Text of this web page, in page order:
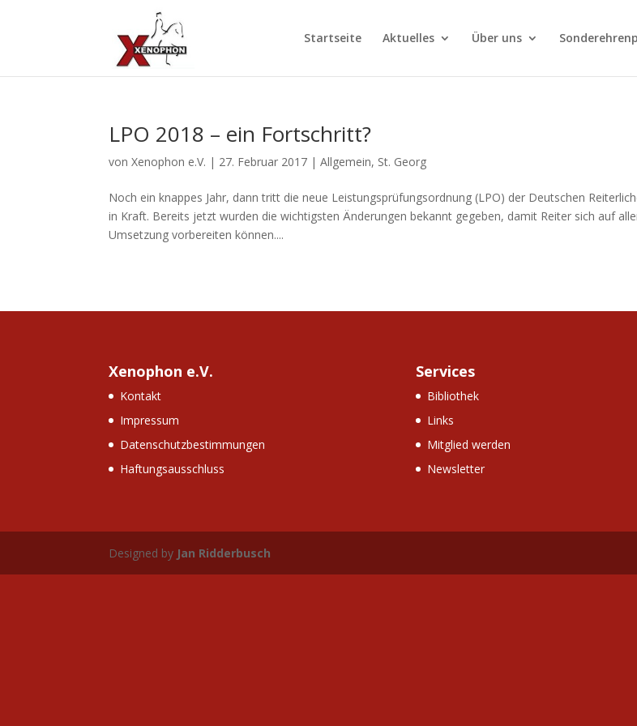
Startseite Aktuelles Über uns
LPO 2018 – ein Fortschritt?
vonXenophon e.V. | 27. Februar 2017 |Allgemein, St. Georg
Noch ein knappes Jahr, dann tritt die neue Leistungsprüfungsordnung (LPO) der Deutschen
in Kraft. Bereits jetzt wurden die wichtigsten Änderungen bekannt gegeben, damit Reiter sich auf
Umsetzung vorbereiten können....
Xenophon e.V.
Kontakt
Impressum
Datenschutzbestimmungen
Haftungsausschluss
Services
Bibliothek
Links
Mitglied werden
Newsletter
Designed by Jan Ridderbusch